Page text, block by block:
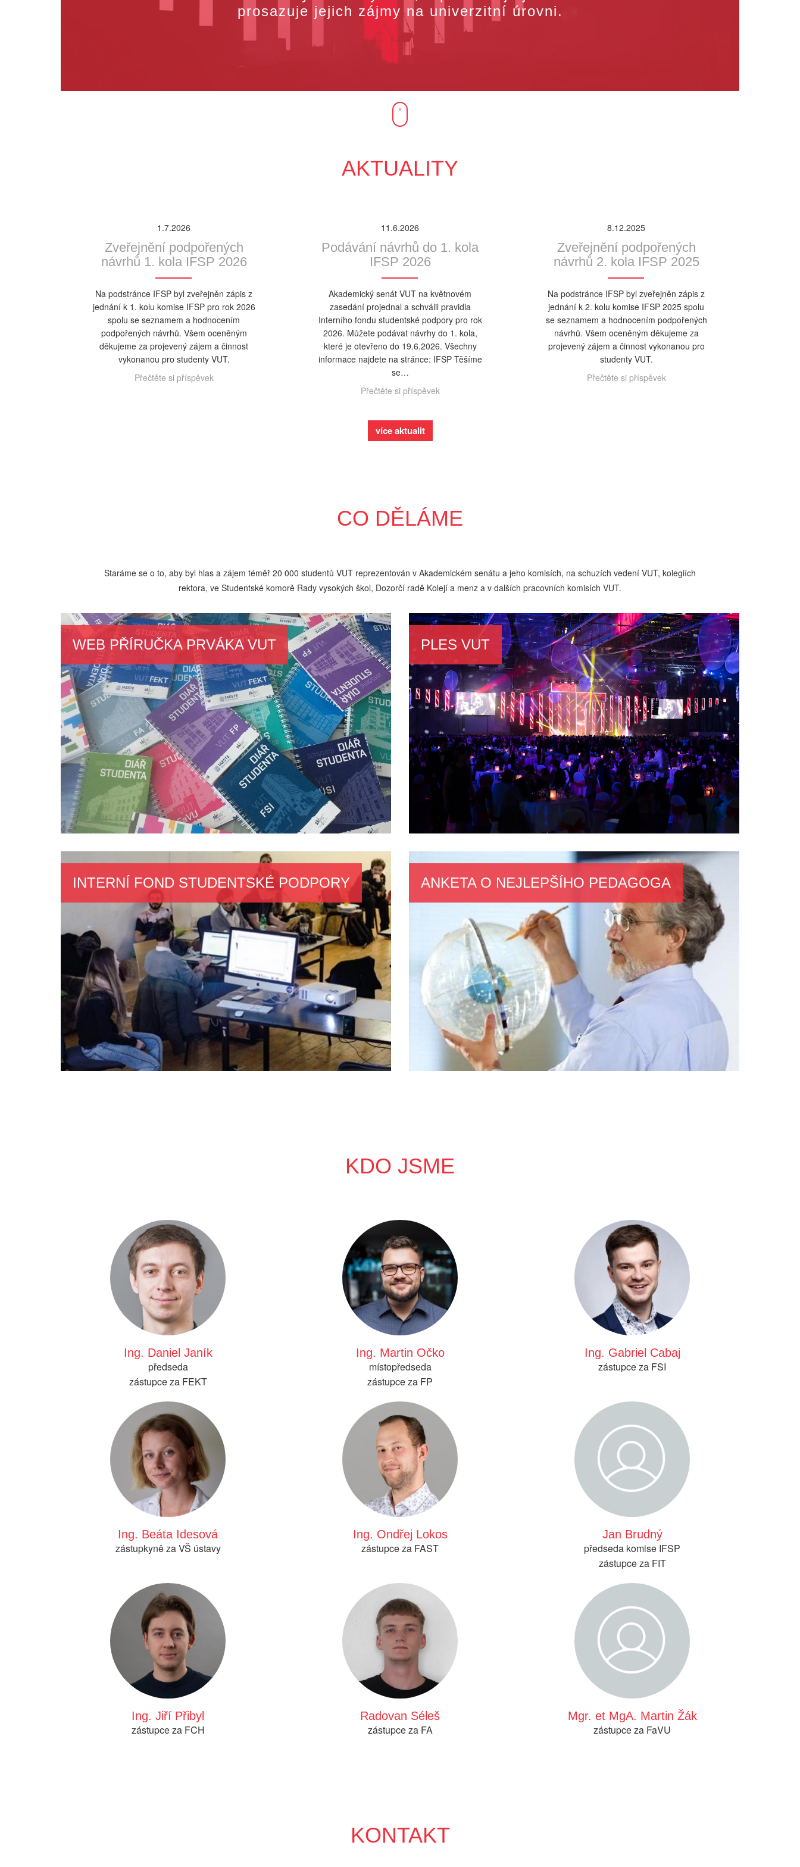
prosazuje jejich zájmy na univerzitní úrovni.
AKTUALITY
1.7.2026
Zveřejnění podpořených
návrhů 1. kola IFSP 2026
Na podstránce IFSP byl zveřejněn zápis z
jednání k 1. kolu komise IFSP pro rok 2026
spolu se seznamem a hodnocením
podpořených návrhů. Všem oceněným
děkujeme za projevený zájem a činnost
vykonanou pro studenty VUT.
Přečtěte si příspěvek
11.6.2026
Podávání návrhů do 1. kola
IFSP 2026
Akademický senát VUT na květnovém
zasedání projednal a schválil pravidla
Interního fondu studentské podpory pro rok
2026. Můžete podávat návrhy do 1. kola,
které je otevřeno do 19.6.2026. Všechny
informace najdete na stránce: IFSP Těšíme
se…
Přečtěte si příspěvek
8.12.2025
Zveřejnění podpořených
návrhů 2. kola IFSP 2025
Na podstránce IFSP byl zveřejněn zápis z
jednání k 2. kolu komise IFSP 2025 spolu
se seznamem a hodnocením podpořených
návrhů. Všem oceněným děkujeme za
projevený zájem a činnost vykonanou pro
studenty VUT.
Přečtěte si příspěvek
více aktualit
CO DĚLÁME
Staráme se o to, aby byl hlas a zájem téměř 20 000 studentů VUT reprezentován v Akademickém senátu a jeho komisích, na schuzích vedení VUT, kolegiích
rektora, ve Studentské komorě Rady vysokých škol, Dozorčí radě Kolejí a menz a v dalších pracovních komisích VUT.
WEB PŘÍRUČKA PRVÁKA VUT PLES VUT
INTERNÍ FOND STUDENTSKÉ PODPORY ANKETA O NEJLEPŠÍHO PEDAGOGA
KDO JSME
Ing. Daniel Janík
předseda
zástupce za FEKT
Ing. Martin Očko
místopředseda
zástupce za FP
Ing. Gabriel Cabaj
zástupce za FSI
Ing. Beáta Idesová
zástupkyně za VŠ ústavy
Ing. Ondřej Lokos
zástupce za FAST
Jan Brudný
předseda komise IFSP
zástupce za FIT
Ing. Jiří Přibyl
zástupce za FCH
Radovan Séleš
zástupce za FA
Mgr. et MgA. Martin Žák
zástupce za FaVU
KONTAKT